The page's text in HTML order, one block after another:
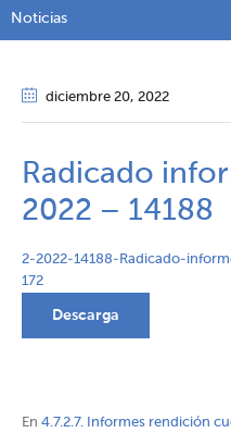
Noticias
diciembre 20, 2022
Radicado
2022 – 14188
2-2022-14188-Radicado-
172
Descarga
En 4.7.2.7. Informes rendición